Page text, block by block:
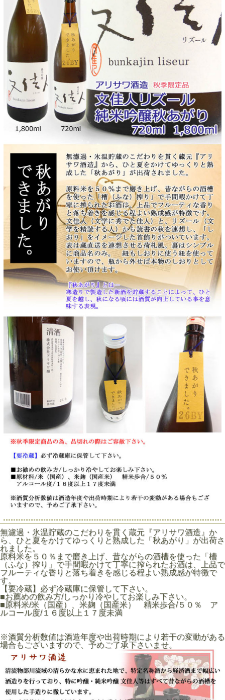
無濾過・氷温貯蔵のこだわりを貫く蔵元『アリサワ酒造』か
ら、ひと夏をかけてゆっくりと熟成した「秋あがり」が出荷さ
れました。
原料米を５０％まで磨き上げ、昔ながらの酒槽を使った「槽
（ふな）搾り」で手間暇かけて丁寧に搾られたお酒は、上品で
フルーティな香りと落ち着きを感じる程よい熟成感が特徴で
す。
【要冷蔵】必ず冷蔵庫に保管して下さい。
■お薦めの飲み方/しっかり冷やしてお楽しみ下さい。
■原料米/米（国産）、米麹（国産米） 精米歩合/５０％ ア
ルコール度/１６度以上１７度未満
※酒質分析数値は酒造年度や出荷時期により若干の変動がある
場合もございますので、予めご了承下さいませ。